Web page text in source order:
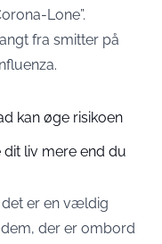
Lone”.
fra smitter på
kan øge risikoen
dit liv mere end du
det er en vældig
der er ombord